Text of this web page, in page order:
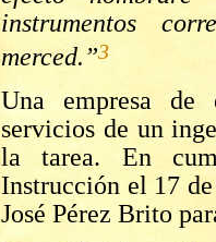
instrumentos
merced.”3
Una empresa de
servicios de un
la tarea. En
Instrucción el 17
José Pérez Brito